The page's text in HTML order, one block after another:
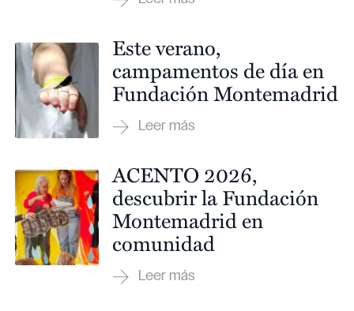
Este verano,
campamentos de día en
Fundación Montemadrid
ACENTO 2026,
descubrir la Fundación
Montemadrid en
comunidad